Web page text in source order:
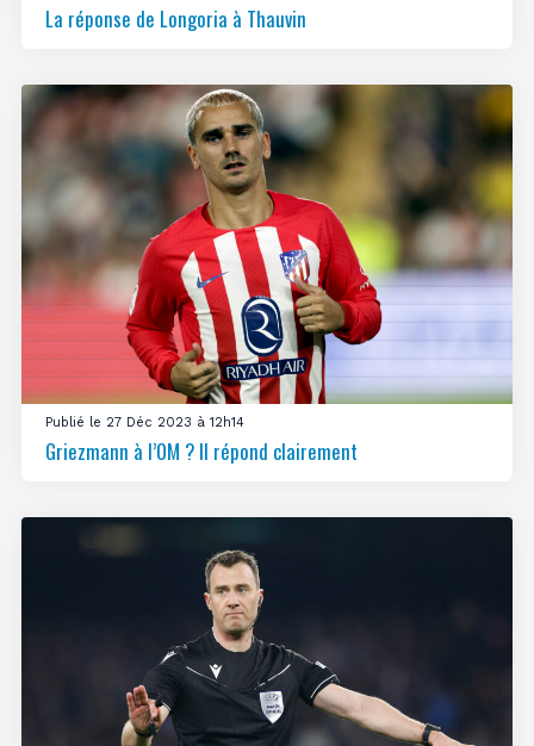
La réponse de Longoria à Thauvin
Publié le 27 Déc 2023 à 12h14
Griezmann à l’OM ? Il répond clairement